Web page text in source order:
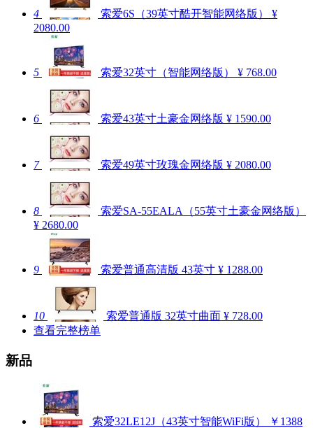
4 索爱6S（39英寸酷开智能网络版）
¥
2080.00
5 索爱32英寸（智能网络版） ¥ 768.00
6 索爱43英寸土豪金网络版 ¥ 1590.00
7 索爱49英寸玫瑰金网络版 ¥ 2080.00
8
索爱SA-55EALA（55英寸土豪金网络版）
¥ 2680.00
9 索爱普通高清版 43英寸 ¥ 1288.00
10 索爱普通版 32英寸曲面 ¥ 728.00
查看完整榜单
新品
索爱32LE12J（43英寸智能WiFi版） ￥1388